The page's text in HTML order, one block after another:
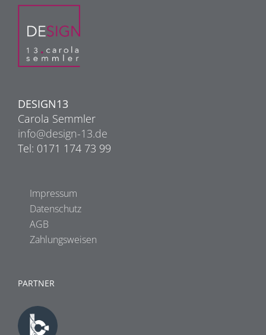
DESIGN13
Carola Semmler
info@design-13.de
Tel: 0171 174 73 99
Impressum
Datenschutz
AGB
Zahlungsweisen
PARTNER